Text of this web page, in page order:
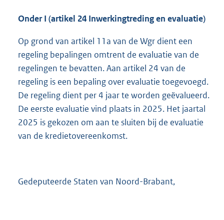
Onder I (artikel 24 Inwerkingtreding en evaluatie)
Op grond van artikel 11a van de Wgr dient een
regeling bepalingen omtrent de evaluatie van de
regelingen te bevatten. Aan artikel 24 van de
regeling is een bepaling over evaluatie toegevoegd.
De regeling dient per 4 jaar te worden geëvalueerd.
De eerste evaluatie vind plaats in 2025. Het jaartal
2025 is gekozen om aan te sluiten bij de evaluatie
van de kredietovereenkomst.
Gedeputeerde Staten van Noord-Brabant,